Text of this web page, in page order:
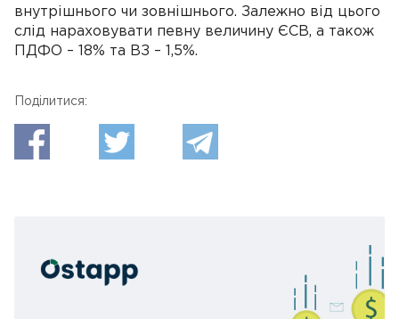
внутрішнього чи зовнішнього. Залежно від цього
слід нараховувати певну величину ЄСВ, а також
ПДФО – 18% та ВЗ – 1,5%.
Поділитися: